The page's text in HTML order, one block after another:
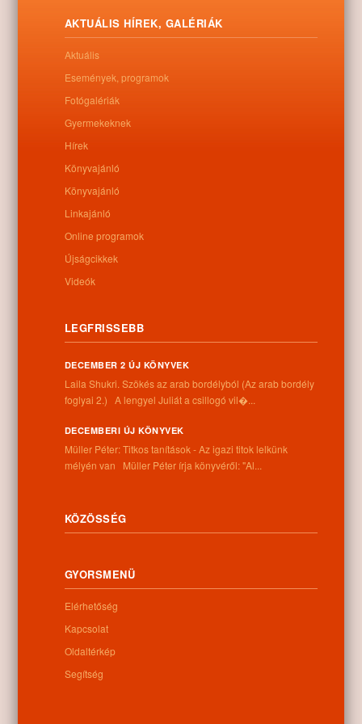
Kapcsolódó anyagok
Nem található kapcsolódó anyag
Kategóriák:Egyéb
Információk
4262 Nyíracsád, Kassai u. 4.
+36 52 206 031
Nyitva tartás:
Hétfő: 9:00-12:00 13:00-16:30
Csütörtök: 9:00-12:00 13:00-16:30
Péntek: 9:00-12:00 13:00-16:30
Hírlevél
AKTUÁLIS HÍREK, GALÉRIÁK
Aktuális
Események, programok
Fotógalériák
Gyermekeknek
Hírek
Könyvajánló
Könyvajánló
Linkajánló
Online programok
Újságcikkek
Videók
LEGFRISSEBB
DECEMBER 2 ÚJ KÖNYVEK
Laila Shukri. Szökés ​az arab bordélyból (Az arab bordély
foglyai 2.) A lengyel Juliát a csillogó vil�...
DECEMBERI ÚJ KÖNYVEK
Müller Péter: Titkos tanítások - Az igazi titok lelkünk
mélyén van Müller Péter írja könyvéről: "Al...
KÖZÖSSÉG
GYORSMENÜ
Elérhetőség
Kapcsolat
Oldaltérkép
Segítség